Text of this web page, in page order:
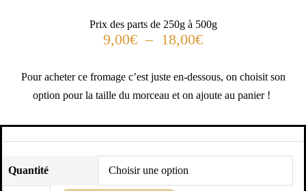
Prix des parts de 250g à 500g
9,00€ – 18,00€
Pour acheter ce fromage c’est juste en-dessous, on choisit son
option pour la taille du morceau et on ajoute au panier !
Quantité